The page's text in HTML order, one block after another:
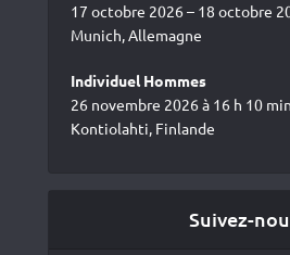
17 octobre 2026 – 18 octobre
Munich, Allemagne
Individuel Hommes
26 novembre 2026 à 16 h 10
Kontiolahti, Finlande
Suivez-